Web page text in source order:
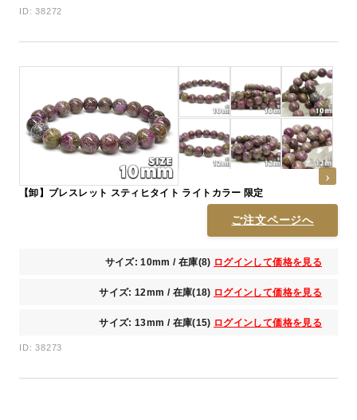
ID: 38272
【卸】ブレスレット スティヒタイト ライトカラー 限定
ご注文ページへ
サイズ: 10mm / 在庫(8) ログインして価格を見る
サイズ: 12mm / 在庫(18) ログインして価格を見る
サイズ: 13mm / 在庫(15) ログインして価格を見る
ID: 38273